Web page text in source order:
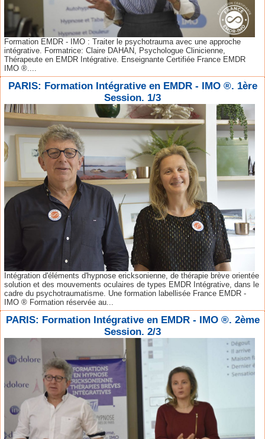
Formation EMDR - IMO : Traiter le psychotrauma avec une approche
intégrative. Formatrice: Claire DAHAN, Psychologue Clinicienne,
Thérapeute en EMDR Intégrative. Enseignante Certifiée France EMDR
IMO ®....
PARIS: Formation Intégrative en EMDR - IMO ®. 1ère
Session. 1/3
Intégration d'éléments d'hypnose ericksonienne, de thérapie brève orientée
solution et des mouvements oculaires de types EMDR Intégrative, dans le
cadre du psychotraumatisme. Une formation labellisée France EMDR -
IMO ® Formation réservée au...
PARIS: Formation Intégrative en EMDR - IMO ®. 2ème
Session. 2/3